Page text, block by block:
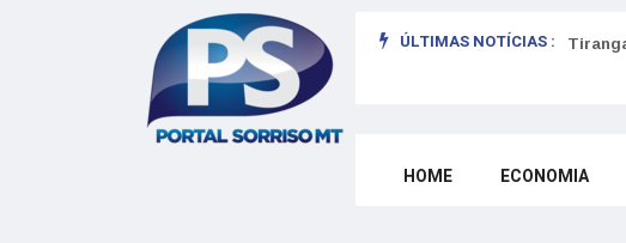
ÚLTIMAS NOTÍCIAS :
planeamento financeiro detalhado para não passar sufoco
HOME ECONOMIA